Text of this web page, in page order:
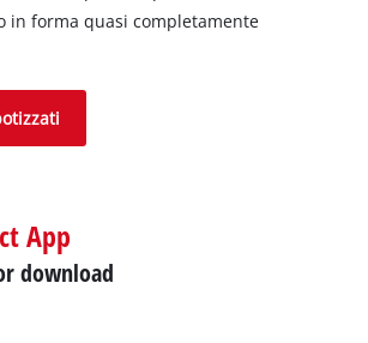
in forma quasi completamente
App
download